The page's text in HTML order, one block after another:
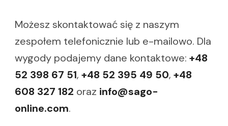
Możesz skontaktować się z naszym
zespołem telefonicznie lub e-mailowo. Dla
wygody podajemy dane kontaktowe: +48
52 398 67 51, +48 52 395 49 50, +48
608 327 182 oraz info@sago-
online.com.